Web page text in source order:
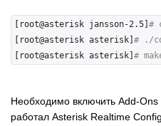
[root@asterisk jansson-2.5] #
[root@asterisk asterisk] # ./
[root@asterisk asterisk] #
Необходимо включить Add-
работал Asterisk Realtime